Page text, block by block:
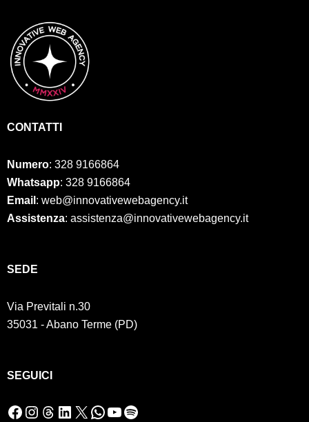
CONTATTI
Numero: 328 9166864
Whatsapp: 328 9166864
Email : web@innovativewebagency.it
Assistenza: assistenza@innovativewebagency.it
SED E
Via Previtali n.30
35031 - Abano Terme (PD)
SEGUICI
Facebook Instagram Threads LinkedIn X WhatsApp YouTube Spotify